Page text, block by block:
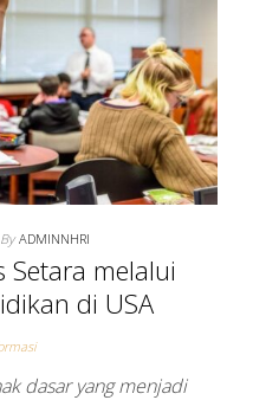
By ADMINNHRI
Setara melalui
di USA
dasar yang menjadi